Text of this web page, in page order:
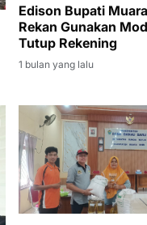
Edison Bupati
Rekan Gunakan
Tutup Rekening
1 bulan yang lalu